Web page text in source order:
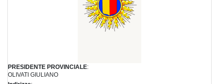
PRESIDENTE PROVINCIALE:
OLIVATI GIULIANO